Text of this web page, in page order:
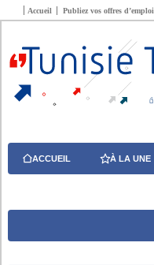
Accueil Publiez vos offres d’emploi
ACCUEIL À LA UNE